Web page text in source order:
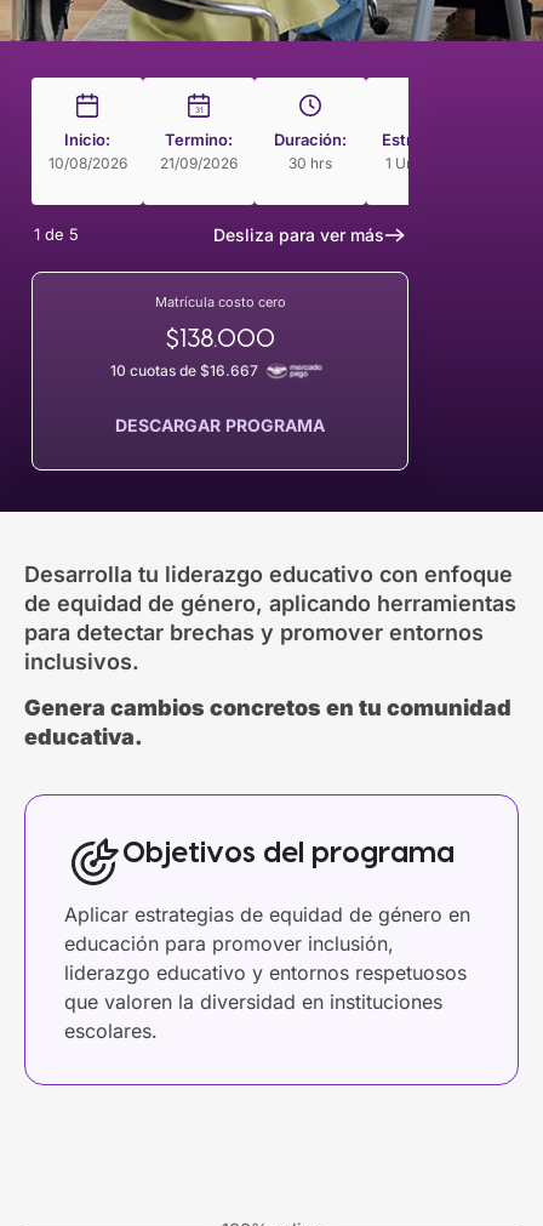
Inicio:
10/08/2026
31
Termino:
21/09/2026
Duración:
30 hrs
Estructura
1 Unidades
1 de 5 Desliza para ver más
Matrícula costo cero
$138.000
10 cuotas de $16.667
DESCARGAR PROGRAMA
Desarrolla tu liderazgo educativo con enfoque
de equidad de género, aplicando herramientas
para detectar brechas y promover entornos
inclusivos.
Genera cambios concretos en tu comunidad
educativa.
Objetivos del programa
Aplicar estrategias de equidad de género en
educación para promover inclusión,
liderazgo educativo y entornos respetuosos
que valoren la diversidad en instituciones
escolares.